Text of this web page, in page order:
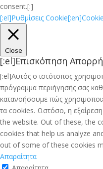
consent.[:]
[:el]Ρυθμίσεις
Close
[:el]Επισκόπηση
[:el]Αυτός ο ιστότοπος
πρόγραμμα περιήγησής σας
κατανοήσουμε πώς
τα cookies. Ωστόσο, η
the website. Out of these, the
cookies that help us analyze
out of some of these cookies
Απαραίτητα